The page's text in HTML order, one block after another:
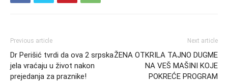
Previous article
Dr Perišić tvrdi da ova 2 srpska
jela vraćaju u život nakon
prejedanja za praznike!
Next article
ŽENA OTKRILA TAJNO DUGME
NA VEŠ MAŠINI KOJE
POKREĆE PROGRAM